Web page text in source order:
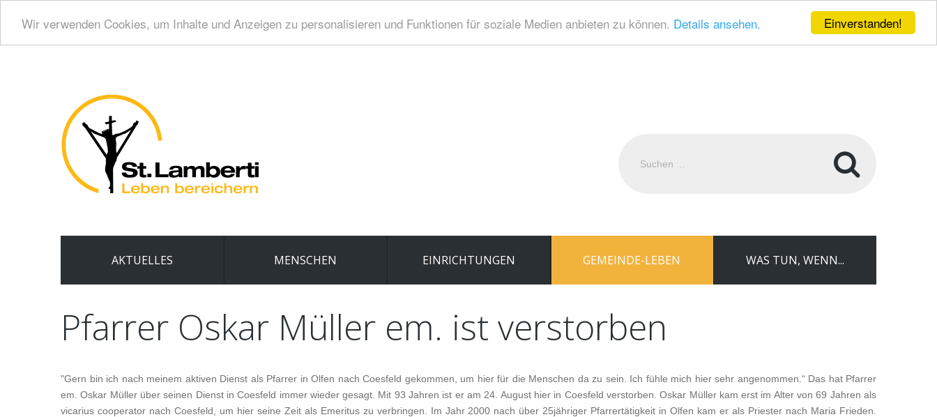
Einverstanden!
Wir verwenden Cookies, um Inhalte und Anzeigen zu personalisieren und Funktionen für soziale Medien anbieten zu können. Details ansehen.
AKTUELLES
ÖFFNUNGSZEITEN PFARRBÜRO
GOTTESDIENSTZEITEN
KREUZGEBET IN ST. LAMBERTI - FREITAGS
UM 12.00 UHR
MENSCHEN
PFARRBÜRO / SEKRETÄRINNEN
SEELSORGER / PASTORALTEAM
PFARREIRAT
SAKRISTEI / SAKRISTANINNEN
KIRCHENMUSIKER
EINRICHTUNGEN
INSTITUTIONELLES SCHUTZKONZEPT (ISK)
DATENSCHUTZ
SCHMIEDE
KINDERGÄRTEN
VERBUNDLEITUNG
GEMEINDE-LEBEN
FAMILIEN
SENIOREN
JUNGE ERWACHSENE
GRUPPEN UND VERBÄNDE
WAS TUN, WENN...
GEHEN SOLL
...ICH GEFIRMT WERDEN MÖCHTE
Pfarrer Oskar Müller em. ist verstorben
"Gern bin ich nach meinem aktiven Dienst als Pfarrer in Olfen nach Coesfeld gekommen, um hier für die Menschen da zu sein. Ich fühle mich hier sehr angenommen.“ Das hat Pfarrer
em. Oskar Müller über seinen Dienst in Coesfeld immer wieder gesagt. Mit 93 Jahren ist er am 24. August hier in Coesfeld verstorben. Oskar Müller kam erst im Alter von 69 Jahren als
vicarius cooperator nach Coesfeld, um hier seine Zeit als Emeritus zu verbringen. Im Jahr 2000 nach über 25jähriger Pfarrertätigkeit in Olfen kam er als Priester nach Maria Frieden.